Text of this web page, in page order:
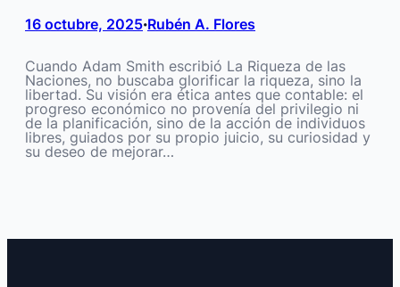
16 octubre, 2025•Rubén A. Flores
Cuando Adam Smith escribió La Riqueza de las
Naciones, no buscaba glorificar la riqueza, sino la
libertad. Su visión era ética antes que contable: el
progreso económico no provenía del privilegio ni
de la planificación, sino de la acción de individuos
libres, guiados por su propio juicio, su curiosidad y
su deseo de mejorar…